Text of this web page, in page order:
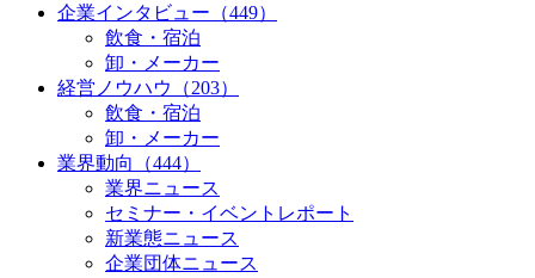
企業インタビュー（449）
飲食・宿泊
卸・メーカー
経営ノウハウ（203）
飲食・宿泊
卸・メーカー
業界動向（444）
業界ニュース
セミナー・イベントレポート
新業態ニュース
企業団体ニュース